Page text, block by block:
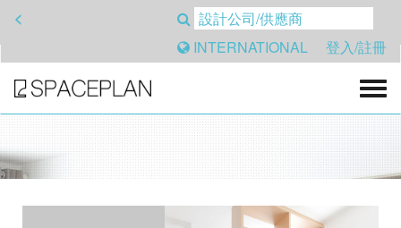
<
INTERNATIONAL
登入/註冊